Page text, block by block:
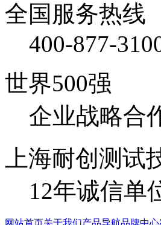
全国服务热线
400-877-
世界500强
企业战略合
上海耐创测试
12年诚信单